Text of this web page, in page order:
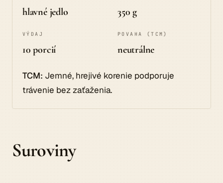
hlavné jedlo 350 g
VÝDAJ
10 porcií
POVAHA (TCM)
neutrálne
TCM: Jemné, hrejivé korenie podporuje
trávenie bez zaťaženia.
Suroviny